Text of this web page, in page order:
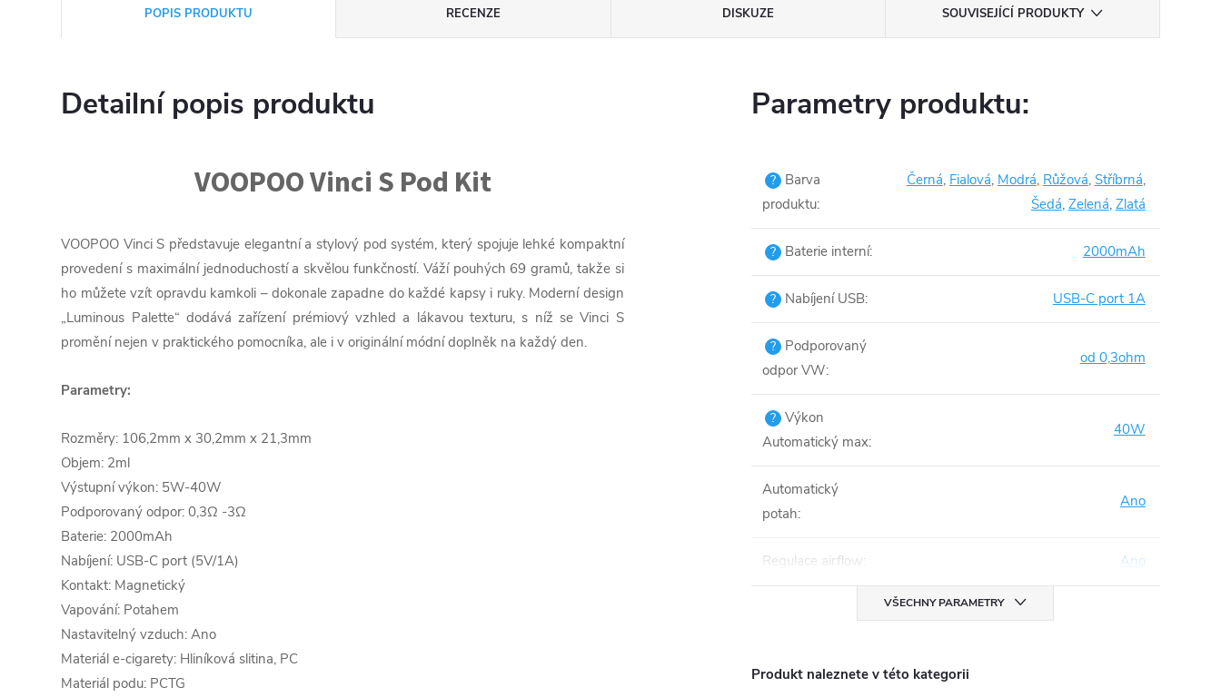
POPIS PRODUKTU RECENZE DISKUZE SOUVISEJÍCÍ PRODUKTY
Detailní popis produktu
VOOPOO Vinci S Pod Kit
VOOPOO Vinci S představuje elegantní a stylový pod systém, který spojuje lehké kompaktní
provedení s maximální jednoduchostí a skvělou funkčností. Váží pouhých 69 gramů, takže si
ho můžete vzít opravdu kamkoli – dokonale zapadne do každé kapsy i ruky. Moderní design
„Luminous Palette“ dodává zařízení prémiový vzhled a lákavou texturu, s níž se Vinci S
promění nejen v praktického pomocníka, ale i v originální módní doplněk na každý den.
Parametry:
Rozměry: 106,2mm x 30,2mm x 21,3mm
Objem: 2ml
Výstupní výkon: 5W-40W
Podporovaný odpor: 0,3Ω -3Ω
Baterie: 2000mAh
Nabíjení: USB-C port (5V/1A)
Kontakt: Magnetický
Vapování: Potahem
Nastavitelný vzduch: Ano
Materiál e-cigarety: Hliníková slitina, PC
Materiál podu: PCTG
Parametry produktu:
? Barva
produktu:
Černá, Fialová, Modrá, Růžová, Stříbrná,
Šedá, Zelená, Zlatá
? Baterie interní: 2000mAh
? Nabíjení USB: USB-C port 1A
? Podporovaný
odpor VW:
od 0,3ohm
? Výkon
Automatický max:
40W
Automatický
potah:
Ano
Regulace airflow: Ano
VŠECHNY PARAMETRY
Produkt naleznete v této kategorii